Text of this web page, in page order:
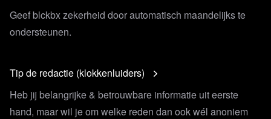
Geef blckbx zekerheid door automatisch maandelijks te
ondersteunen.
Tip de redactie (klokkenluiders)
Heb jij belangrijke & betrouwbare informatie uit eerste
hand, maar wil je om welke reden dan ook wél anoniem